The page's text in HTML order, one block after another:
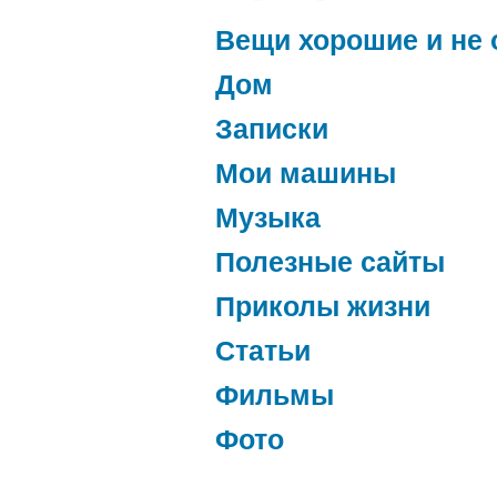
Вещи хорошие и не
Дом
Записки
Мои машины
Музыка
Полезные сайты
Приколы жизни
Статьи
Фильмы
Фото